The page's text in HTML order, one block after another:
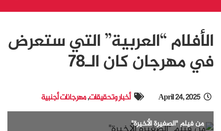
الأفلام “العربية” التي ستعرض
في مهرجان كان الـ78
April 24, 2025 أخبار وتحقيقات,مهرجانات أجنبية
من فيلم "الصغيرة الأخيرة"